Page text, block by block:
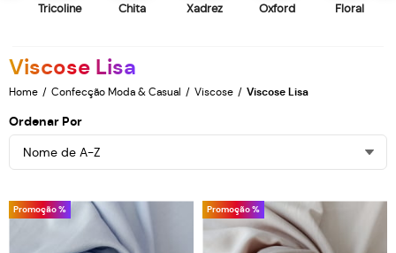
Tricoline Chita Xadrez Oxford Floral
Viscose Lisa
Home Confecção Moda & Casual Viscose Viscose Lisa
Ordenar Por
Nome de A-Z
Promoção % Promoção %